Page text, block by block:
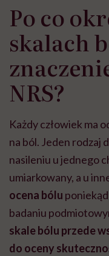
Po co
skalach
NRS?
Każdy człowiek ma
na ból. Jeden rodzaj
nasileniu u jednego
umiarkowany, a u
ocena bólu
badaniu
skale bólu przede
do oceny